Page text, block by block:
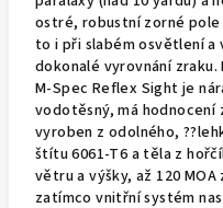
ostré, robustní zorné
to i při slabém osvětlení a
dokonalé vyrovnání
M-Spec Reflex Sight je
vodotěsný, má hodnocení
vyroben z odolného,
štítu 6061-T6 a těla z
větru a výšky, až 120
zatímco vnitřní systém